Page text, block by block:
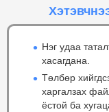
Нэг удаа
хасагдана.
Төлбөр
харгалзах
ёстой ба